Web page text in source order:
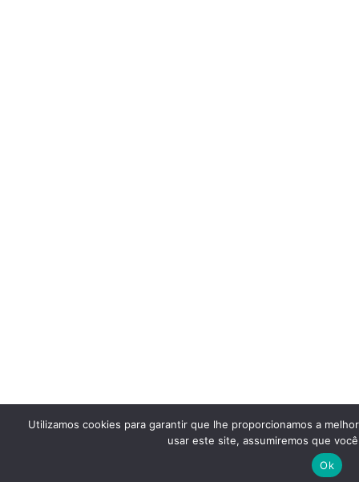
Utilizamos cookies para garantir que lhe proporcionamos a
usar este site, assumiremos que
Ok